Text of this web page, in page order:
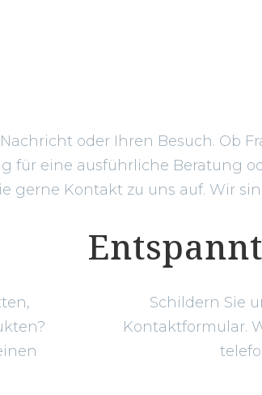
oder Ihren Besuch. Ob
für eine ausführliche Beratung
gerne Kontakt zu uns auf. Wir
Schildern Sie
Kontaktformular.